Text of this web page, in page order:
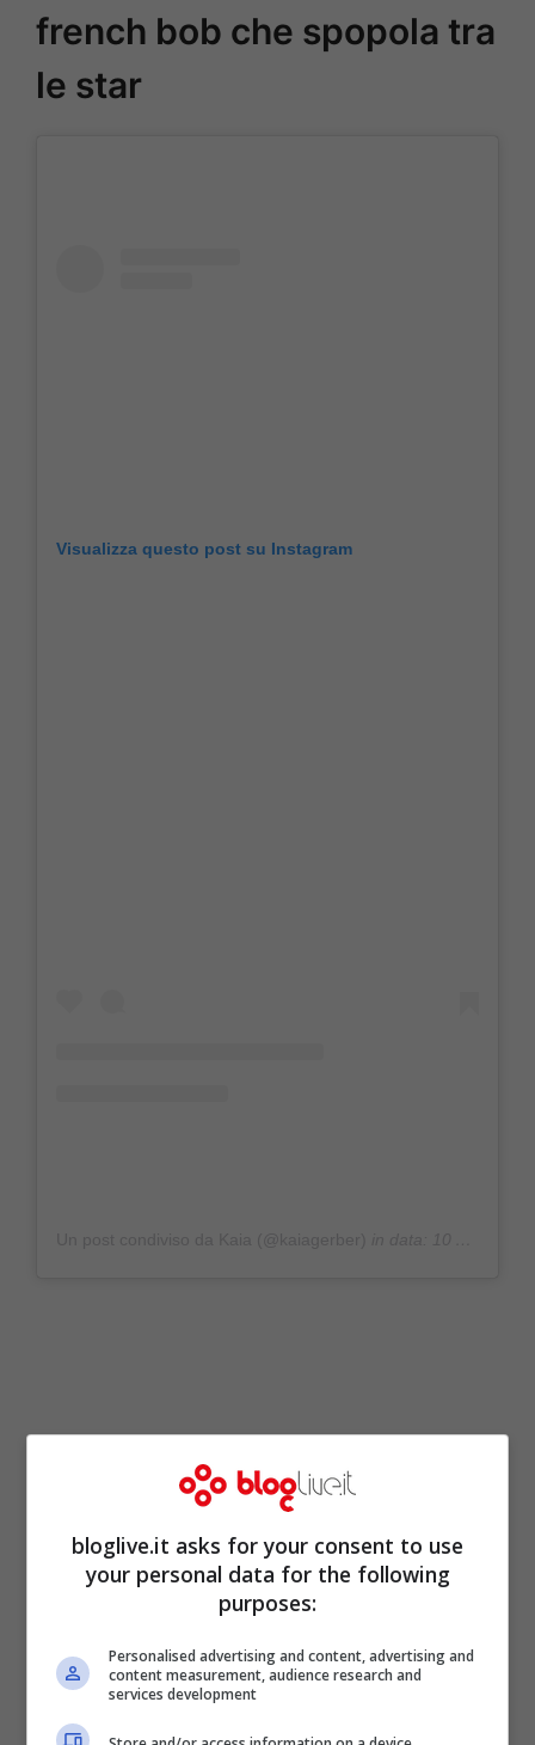
french bob che spopola tra
le star
Visualizza questo post su Instagram
Se vi starete chiedendo qual è la tendenza
2020 per i capelli, ecco la risposta: è il
french bob!
bloglive.it asks for your consent to use
your personal data for the following
purposes:
Personalised advertising and content, advertising and
content measurement, audience research and
services development